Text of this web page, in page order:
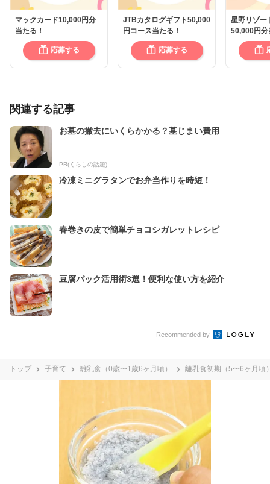
マックカード10,000円分
当たる！
応募する
JTBカタログギフト50,000
円コース当たる！
応募する
星野リゾー
50,000円分
関連する記事
お墓の撤去にいくらかかる？墓じまい費用
PR(くらしの話題)
冷凍ミニグラタンでお弁当作りを時短！
春巻きの皮で簡単チョコシガレットレシピ
豆腐パック活用術3選！便利な使い方を紹介
Recommended by
トップ 子育て 離乳食（0歳〜1歳6ヶ月頃） 離乳食初期（5〜6ヶ月頃